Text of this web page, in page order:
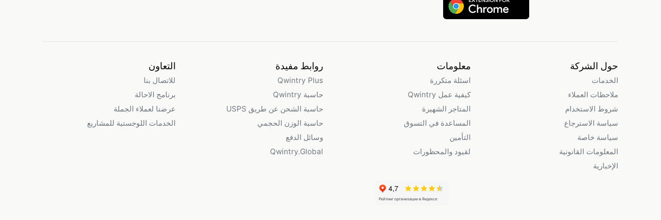
حول الشركة
الخدمات
ملاحظات العملاء
شروط الاستخدام
سياسة الاسترجاع
سياسة خاصة
المعلومات القانونية
الإخبارية
معلومات
اسئلة متكررة
كيفية عمل Qwintry
المتاجر الشهيرة
المساعدة في التسوق
التأمين
لقيود والمحظورات
روابط مفيدة
Qwintry Plus
حاسبة Qwintry
حاسبة الشحن عن طريق USPS
حاسبة الوزن الحجمي
وسائل الدفع
Qwintry.Global
التعاون
للاتصال بنا
برنامج الاحالة
عرضنا لعملاء الجملة
الخدمات اللوجستية للمشاريع